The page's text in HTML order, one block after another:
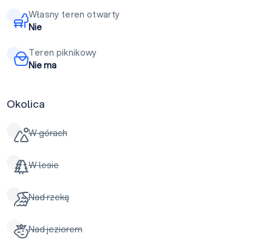
Własny teren otwarty
Nie
Teren piknikowy
Nie ma
Okolica
W górach
W lesie
Nad rzeką
Nad jeziorem